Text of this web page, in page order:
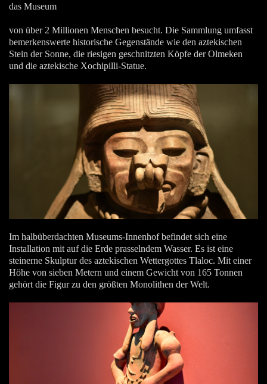
das Museum
von über 2 Millionen Menschen besucht. Die Sammlung umfasst
bemerkenswerte historische Gegenstände wie den aztekischen
Stein der Sonne, die riesigen geschnitzten Köpfe der Olmeken
und die aztekische Xochipilli-Statue.
Im halbüberdachten Museums-Innenhof befindet sich eine
Installation mit auf die Erde prasselndem Wasser. Es ist eine
steinerne Skulptur des aztekischen Wettergottes Tlaloc. Mit einer
Höhe von sieben Metern und einem Gewicht von 165 Tonnen
gehört die Figur zu den größten Monolithen der Welt.